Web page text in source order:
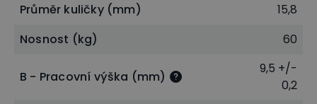
Průměr kuličky (mm)
15,8
Nosnost (kg)
60
B - Pracovní výška (mm)
9,5 +/-
0,2